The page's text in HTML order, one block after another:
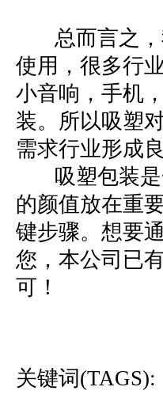
总而言之，
使用，很多行
小音响，手机
装。所以吸塑
需求行业形成
吸塑包装是
的颜值放在重
键步骤。想要
您，本公司已
可！
关键词(TAGS):